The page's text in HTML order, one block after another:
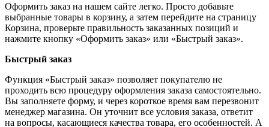
Оформить заказ на нашем сайте легко. Просто добавьте
выбранные товары в корзину, а затем перейдите на страницу
Корзина, проверьте правильность заказанных позиций и
нажмите кнопку «Оформить заказ» или «Быстрый заказ».
Быстрый заказ
Функция «Быстрый заказ» позволяет покупателю не
проходить всю процедуру оформления заказа самостоятельно.
Вы заполняете форму, и через короткое время вам перезвонит
менеджер магазина. Он уточнит все условия заказа, ответит
на вопросы, касающиеся качества товара, его особенностей. А